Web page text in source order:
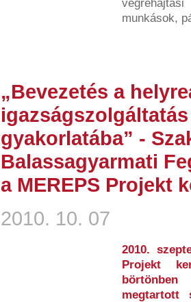
munkások,
„Bevezetés a
gyakorlatába” -
Balassagyarmati
a MEREPS Projekt
2010. 10. 07
2010.
Projekt
megtartott